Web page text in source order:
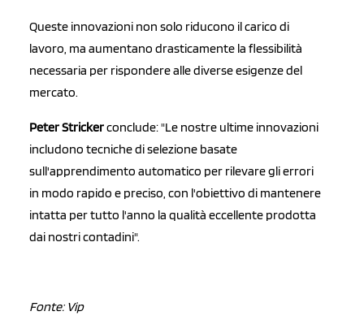
Queste innovazioni non solo riducono il carico di
lavoro, ma aumentano drasticamente la flessibilità
necessaria per rispondere alle diverse esigenze del
mercato.
Peter Strickerconclude: "Le nostre ultime innovazioni
includono tecniche di selezione basate
sull'apprendimento automatico per rilevare gli errori
in modo rapido e preciso, con l'obiettivo di mantenere
intatta per tutto l'anno la qualità eccellente prodotta
dai nostri contadini".
Fonte: Vip